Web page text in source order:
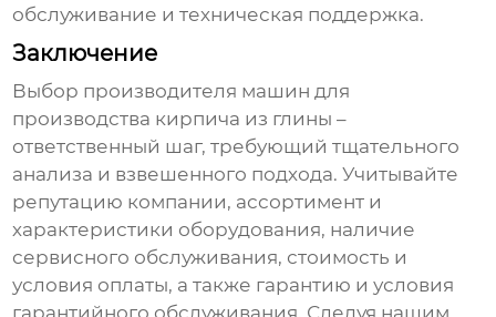
обслуживание и техническая поддержка.
Заключение
Выбор производителя машин для
производства кирпича из глины –
ответственный шаг, требующий тщательного
анализа и взвешенного подхода. Учитывайте
репутацию компании, ассортимент и
характеристики оборудования, наличие
сервисного обслуживания, стоимость и
условия оплаты, а также гарантию и условия